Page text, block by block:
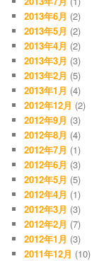
2013年6月 (2)
2013年5月 (2)
2013年4月 (2)
2013年3月 (3)
2013年2月 (5)
2013年1月 (4)
2012年12月 (2)
2012年9月 (3)
2012年8月 (4)
2012年7月 (1)
2012年6月 (3)
2012年5月 (5)
2012年4月 (1)
2012年3月 (3)
2012年2月 (7)
2012年1月 (3)
2011年12月 (10)